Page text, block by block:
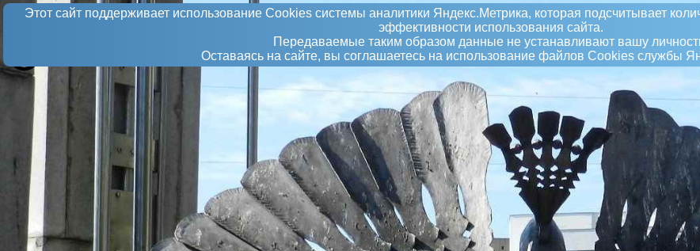
Этот сайт поддерживает использование Сookies системы аналитики Яндекс.Метрика, которая подсчитывает
эффективности использования сайта.
Передаваемые таким образом данные не устанавливают вашу
Оставаясь на сайте, вы соглашаетесь на использование файлов Сookies службы